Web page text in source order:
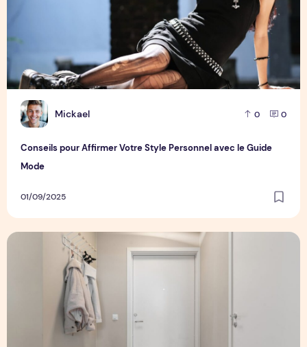
M Mickael 0 0
Conseils pour Affirmer Votre Style Personnel avec le Guide
Mode
01/09/2025
Apportez une touche d’élégance à votre entrée grâce aux